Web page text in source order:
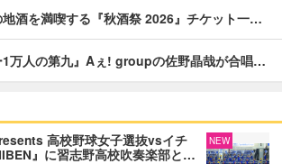
酒を満喫する『秋酒祭 2026』チケット一…
1万人の第九』Aぇ! groupの佐野晶哉が合唱…
高校野球女子選抜vsイチ
』に習志野高校吹奏楽部と…
NEW